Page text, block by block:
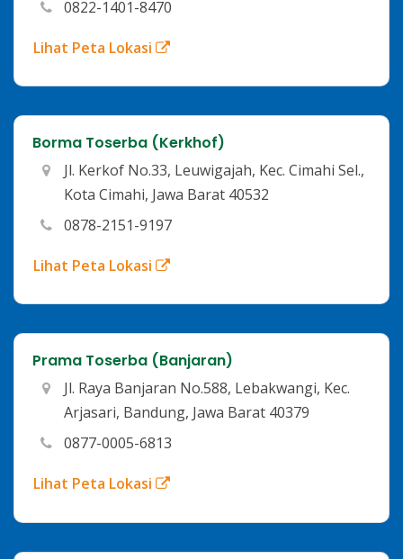
0822-1401-8470
Lihat Peta Lokasi
Borma Toserba (Kerkhof)
Jl. Kerkof No.33, Leuwigajah, Kec. Cimahi Sel.,
Kota Cimahi, Jawa Barat 40532
0878-2151-9197
Lihat Peta Lokasi
Prama Toserba (Banjaran)
Jl. Raya Banjaran No.588, Lebakwangi, Kec.
Arjasari, Bandung, Jawa Barat 40379
0877-0005-6813
Lihat Peta Lokasi